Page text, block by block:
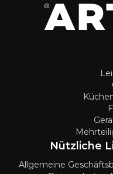
Nützliche
Allgemeine